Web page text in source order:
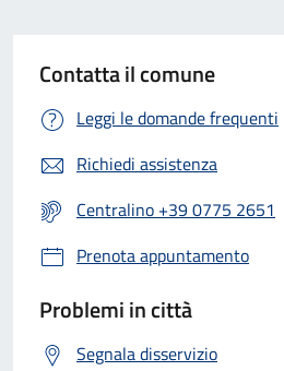
Contatta il comune
Leggi le domande frequenti
Richiedi assistenza
Centralino +39 0775 2651
Prenota appuntamento
Problemi in città
Segnala disservizio